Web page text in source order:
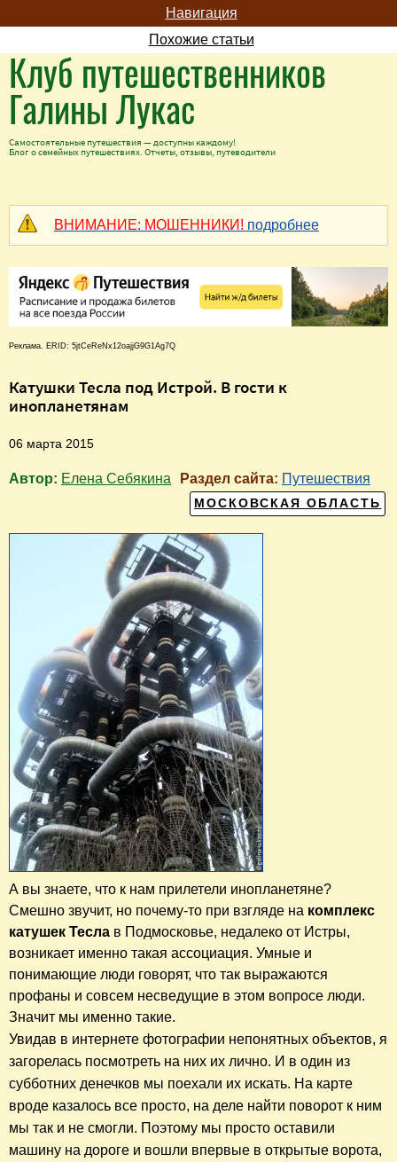
Навигация
Похожие статьи
Клуб путешественников
Галины Лукас
Самостоятельные путешествия — доступны каждому!
Блог о семейных путешествиях. Отчеты, отзывы, путеводители
ВНИМАНИЕ: МОШЕННИКИ! подробнее
Реклама. ERID: 5jtCeReNx12oajjG9G1Ag7Q
Катушки Тесла под Истрой. В гости к
инопланетянам
06 марта 2015
Автор: Елена Себякина Раздел сайта: Путешествия
МОСКОВСКАЯ ОБЛАСТЬ
А вы знаете, что к нам прилетели инопланетяне?
Смешно звучит, но почему-то при взгляде на комплекс
катушек Тесла в Подмосковье, недалеко от Истры,
возникает именно такая ассоциация. Умные и
понимающие люди говорят, что так выражаются
профаны и совсем несведущие в этом вопросе люди.
Значит мы именно такие.
Увидав в интернете фотографии непонятных объектов, я
загорелась посмотреть на них их лично. И в один из
субботних денечков мы поехали их искать. На карте
вроде казалось все просто, на деле найти поворот к ним
мы так и не смогли. Поэтому мы просто оставили
машину на дороге и вошли впервые в открытые ворота,